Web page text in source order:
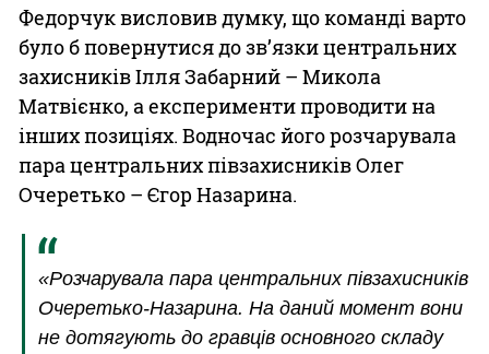
Федорчук висловив думку, що команді варто
було б повернутися до зв’язки центральних
захисників Ілля Забарний – Микола
Матвієнко, а експерименти проводити на
інших позиціях. Водночас його розчарувала
пара центральних півзахисників Олег
Очеретько – Єгор Назарина.
«Розчарувала пара центральних півзахисників
Очеретько-Назарина. На даний момент вони
не дотягують до гравців основного складу